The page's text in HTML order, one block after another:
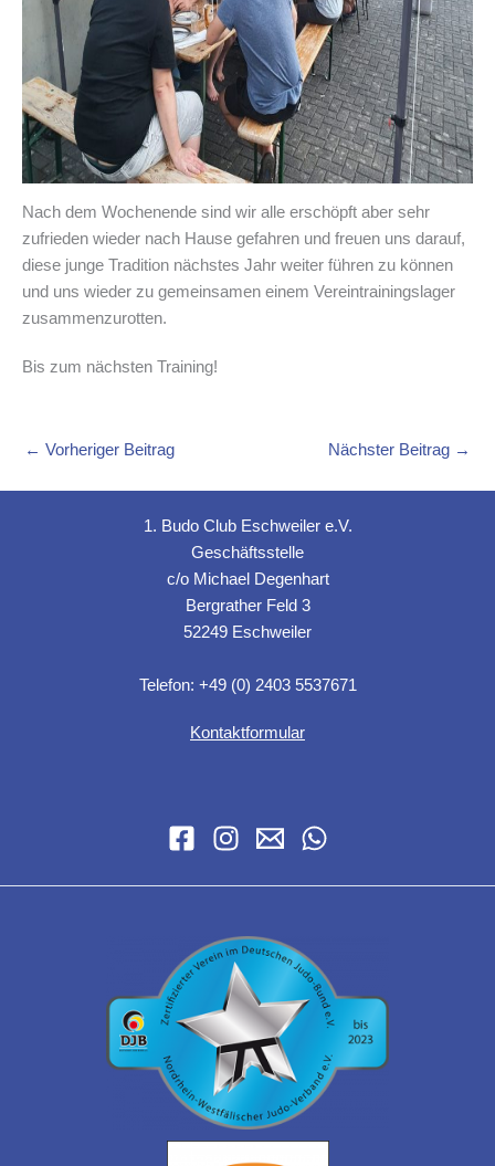
Nach dem Wochenende sind wir alle erschöpft aber sehr
zufrieden wieder nach Hause gefahren und freuen uns darauf,
diese junge Tradition nächstes Jahr weiter führen zu können
und uns wieder zu gemeinsamen einem Vereintrainingslager
zusammenzurotten.
Bis zum nächsten Training!
← Vorheriger Beitrag Nächster Beitrag →
1. Budo Club Eschweiler e.V.
Geschäftsstelle
c/o Michael Degenhart
Bergrather Feld 3
52249 Eschweiler
Telefon: +49 (0) 2403 5537671
Kontaktformular